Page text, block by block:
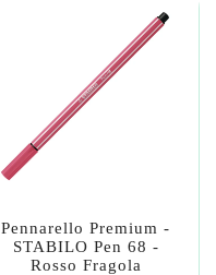
Pennarello Premium -
STABILO Pen 68 -
Rosso Fragola